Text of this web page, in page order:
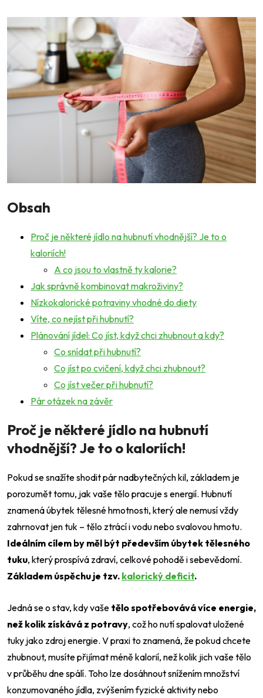
Obsah
Proč je některé jídlo na hubnutí vhodnější? Je to o
kaloriích!
A co jsou to vlastně ty kalorie?
Jak správně kombinovat makroživiny?
Nízkokalorické potraviny vhodné do diety
Víte, co nejíst při hubnutí?
Plánování jídel: Co jíst, když chci zhubnout a kdy?
Co snídat při hubnutí?
Co jíst po cvičení, když chci zhubnout?
Co jíst večer při hubnutí?
Pár otázek na závěr
Proč je některé jídlo na hubnutí
vhodnější? Je to o kaloriích!
Pokud se snažíte shodit pár nadbytečných kil, základem je
porozumět tomu, jak vaše tělo pracuje s energií. Hubnutí
znamená úbytek tělesné hmotnosti, který ale nemusí vždy
zahrnovat jen tuk – tělo ztrácí i vodu nebo svalovou hmotu.
Ideálním cílem by měl být především úbytek tělesného
tuku, který prospívá zdraví, celkové pohodě i sebevědomí.
Základem úspěchu je tzv. kalorický deficit.
Jedná se o stav, kdy vaše tělo spotřebovává více energie,
než kolik získává z potravy, což ho nutí spalovat uložené
tuky jako zdroj energie. V praxi to znamená, že pokud chcete
zhubnout, musíte přijímat méně kalorií, než kolik jich vaše tělo
v průběhu dne spálí. Toho lze dosáhnout snížením množství
konzumovaného jídla, zvýšením fyzické aktivity nebo